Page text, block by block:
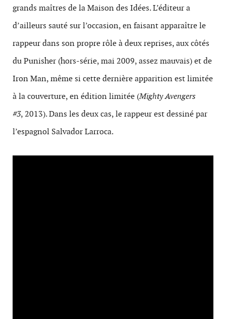
grands maîtres de la Mai­son des Idées. L’éditeur a
d’ailleurs sauté sur l’occasion, en faisant appa­raître le
rappeur dans son pro­pre rôle à deux reprises, aux côtés
du Pun­isher (hors-série, mai 2009, assez mau­vais) et de
Iron Man, même si cette dernière appari­tion est lim­itée
à la cou­ver­ture, en édi­tion lim­itée (Mighty Avengers
#3, 2013). Dans les deux cas, le rappeur est dess­iné par
l’espagnol Sal­vador Larroca.